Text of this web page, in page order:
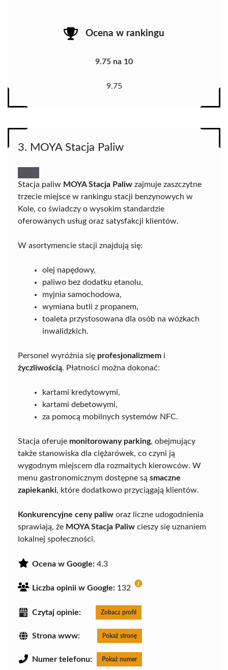
Ocena w rankingu
9.75 na 10
9.75
3. MOYA Stacja Paliw
Stacja paliw MOYA Stacja Paliw zajmuje zaszczytne
trzecie miejsce w rankingu stacji benzynowych w
Kole, co świadczy o wysokim standardzie
oferowanych usług oraz satysfakcji klientów.
W asortymencie stacji znajdują się:
olej napędowy,
paliwo bez dodatku etanolu,
myjnia samochodowa,
wymiana butli z propanem,
toaleta przystosowana dla osób na wózkach
inwalidzkich.
Personel wyróżnia się profesjonalizmem i
życzliwością. Płatności można dokonać:
kartami kredytowymi,
kartami debetowymi,
za pomocą mobilnych systemów NFC.
Stacja oferuje monitorowany parking, obejmujący
także stanowiska dla ciężarówek, co czyni ją
wygodnym miejscem dla rozmaitych kierowców. W
menu gastronomicznym dostępne są smaczne
zapiekanki, które dodatkowo przyciągają klientów.
Konkurencyjne ceny paliw oraz liczne udogodnienia
sprawiają, że MOYA Stacja Paliw cieszy się uznaniem
lokalnej społeczności.
Ocena w Google: 4.3
Liczba opinii w Google: 132
Czytaj opinie: Zobacz profil
Strona www: Pokaż stronę
Numer telefonu: Pokaż numer